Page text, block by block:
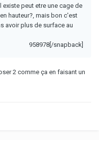
peut etre une cage de
hauteur?, mais bon c'est
avoir plus de surface au
958978[/snapback]
2 comme ça en faisant un